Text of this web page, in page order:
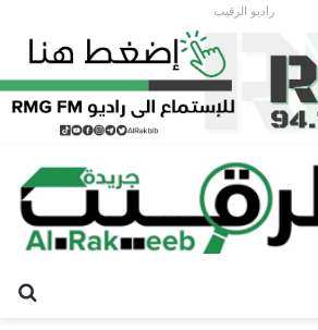
راديو الرقيب